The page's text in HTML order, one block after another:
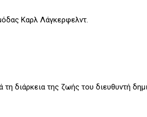
Καρλ Λάγκερφελντ.
διάρκεια της ζωής του διευθυντή